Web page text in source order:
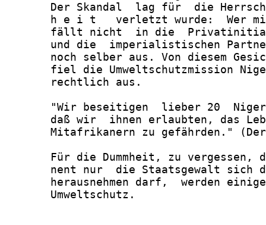
Der Skandal  lag für  die
h e i t   verletzt wurde:  Wer
fällt nicht  in die
und die  imperialistischen
noch selber aus. Von diesem
fiel die Umweltschutzmission
       rechtlich aus.
"Wir beseitigen  lieber 20
daß wir  ihnen erlaubten, das
Mitafrikanern zu gefährden."
Für die Dummheit, zu vergessen,
nent nur  die Staatsgewalt sich
herausnehmen darf,  werden
       Umweltschutz.